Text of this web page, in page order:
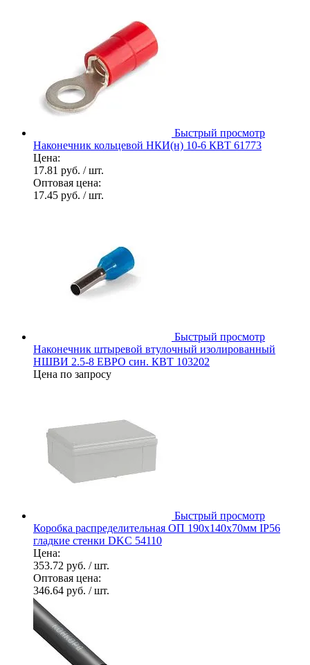
Быстрый просмотр
Наконечник кольцевой НКИ(н) 10-6 КВТ 61773
Цена:
17.81 руб. / шт.
Оптовая цена:
17.45 руб. / шт.
Быстрый просмотр
Наконечник штыревой втулочный изолированный
НШВИ 2.5-8 ЕВРО син. КВТ 103202
Цена по запросу
Быстрый просмотр
Коробка распределительная ОП 190х140х70мм IP56
гладкие стенки DKC 54110
Цена:
353.72 руб. / шт.
Оптовая цена:
346.64 руб. / шт.